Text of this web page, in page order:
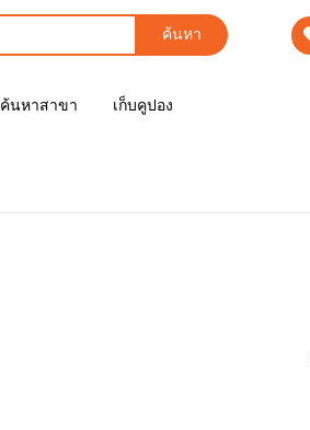
ค้นหา
ค้นหาสาขา เก็บคูปอง